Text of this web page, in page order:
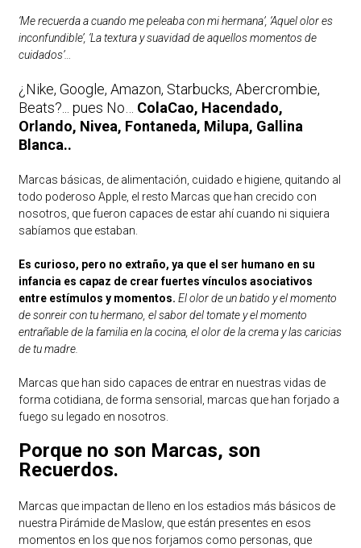
‘Me recuerda a cuando me peleaba con mi hermana’, ‘Aquel olor es
inconfundible’, ‘La textura y suavidad de aquellos momentos de
cuidados’…
¿Nike, Google, Amazon, Starbucks, Abercrombie,
Beats?... pues No… ColaCao, Hacendado,
Orlando, Nivea, Fontaneda, Milupa, Gallina
Blanca..
Marcas básicas, de alimentación, cuidado e higiene, quitando al
todo poderoso Apple, el resto Marcas que han crecido con
nosotros, que fueron capaces de estar ahí cuando ni siquiera
sabíamos que estaban.
Es curioso, pero no extraño, ya que el ser humano en su
infancia es capaz de crear fuertes vínculos asociativos
entre estímulos y momentos. El olor de un batido y el momento
de sonreir con tu hermano, el sabor del tomate y el momento
entrañable de la familia en la cocina, el olor de la crema y las caricias
de tu madre.
Marcas que han sido capaces de entrar en nuestras vidas de
forma cotidiana, de forma sensorial, marcas que han forjado a
fuego su legado en nosotros.
Porque no son Marcas, son
Recuerdos.
Marcas que impactan de lleno en los estadios más básicos de
nuestra Pirámide de Maslow, que están presentes en esos
momentos en los que nos forjamos como personas, que